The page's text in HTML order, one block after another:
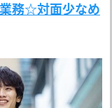
務☆対面少なめ